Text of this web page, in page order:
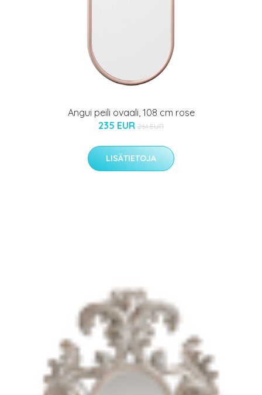
Angui peili ovaali, 108 cm rose
235 EUR 261 EUR
LISÄTIETOJA